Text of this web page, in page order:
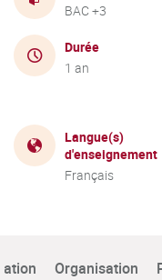
BAC +3
Durée
1 an
Langue(s)
d'enseignement
Français
Organisation